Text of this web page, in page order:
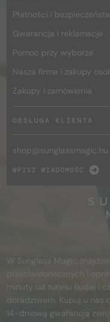
Płatności i
Gwarancja i reklamacje
Pomoc przy wyborze
Nasza firma i zakupy
Zakupy i zamówienia
OBSŁUGA KLIENTA
shop@sunglassmagic.hu
WPISZ WIADOMOŚĆ
W Sunglass Magic
przeciwsłonecznych i
minuty od tunelu Budai i
doradztwem. Kupuj u nas
14-dniową gwarancją